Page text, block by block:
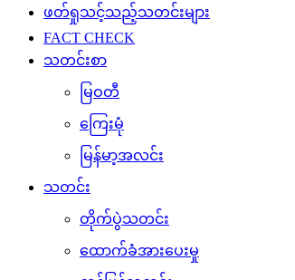
ဖတ်ရှုသင့်သည့်သတင်းများ
FACT CHECK
သတင်းစာ
မြဝတီ
ကြေးမုံ
မြန်မာ့အလင်း
သတင်း
တိုက်ပွဲသတင်း
ထောက်ခံအားပေးမှု